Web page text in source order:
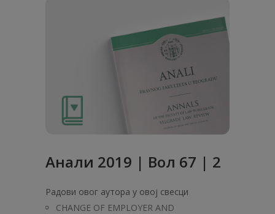
Анали 2019 | Вол 67 | 2
Радови овог аутора у овој свесци
CHANGE OF EMPLOYER AND